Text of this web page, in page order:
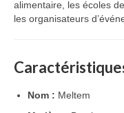
alimentaire, les écoles
les organisateurs
Nom : Meltem